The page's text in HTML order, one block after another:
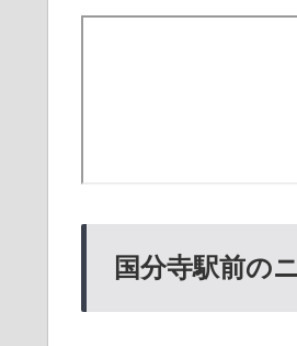
国分寺駅前の